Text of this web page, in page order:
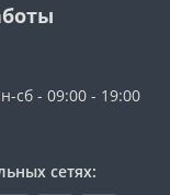
сб - 09:00 - 19:00
сетях: